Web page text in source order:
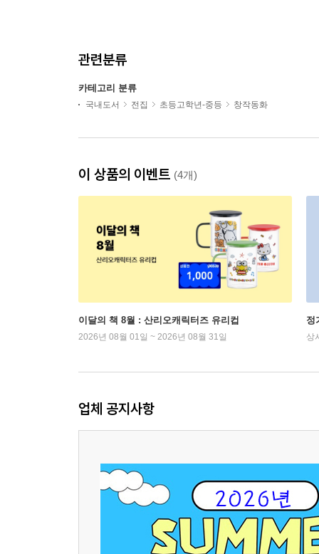
관련분류
카테고리 분류
국내도서 전집 초등고학년-중등 창작동화
이 상품의 이벤트 (4개)
이달의 책 8월 : 산리오캐릭터즈 유리컵
2026년 08월 01일 ~ 2026년 08월 31일
정
상
업체 공지사항